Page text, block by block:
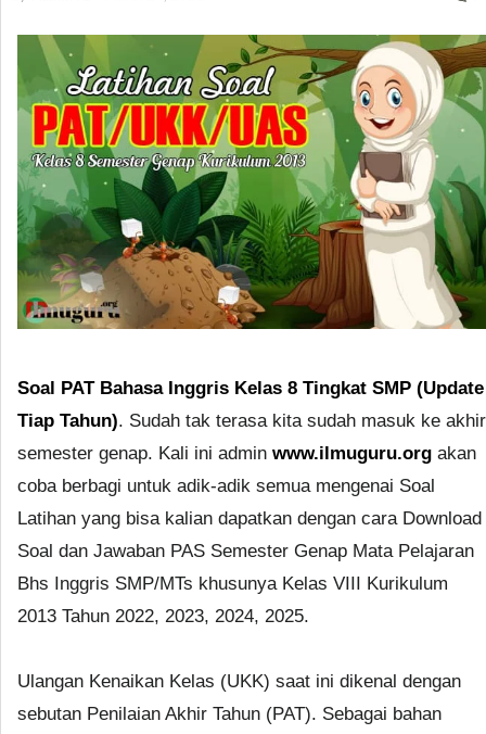
Soal PAT Bahasa Inggris Kelas 8 Tingkat SMP (Update
Tiap Tahun). Sudah tak terasa kita sudah masuk ke akhir
semester genap. Kali ini admin www.ilmuguru.org akan
coba berbagi untuk adik-adik semua mengenai Soal
Latihan yang bisa kalian dapatkan dengan cara Download
Soal dan Jawaban PAS Semester Genap Mata Pelajaran
Bhs Inggris SMP/MTs khusunya Kelas VIII Kurikulum
2013 Tahun 2022, 2023, 2024, 2025.
Ulangan Kenaikan Kelas (UKK) saat ini dikenal dengan
sebutan Penilaian Akhir Tahun (PAT). Sebagai bahan